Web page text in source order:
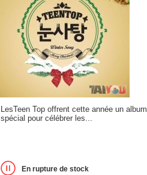
LesTeen Top offrent cette année un album
spécial pour célébrer les...
En rupture de stock